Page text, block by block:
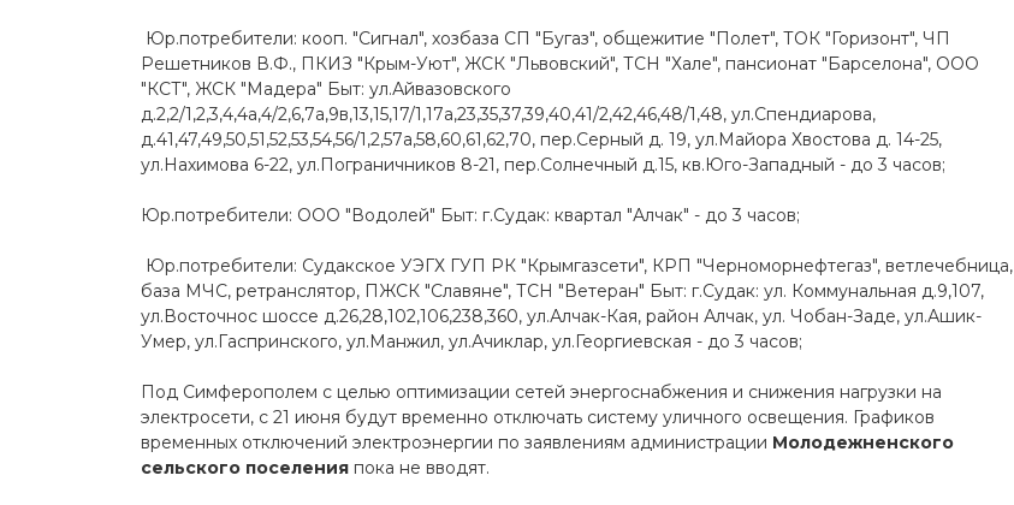
Юр.потребители: кооп. "Сигнал", хозбаза СП "Бугаз", общежитие "Полет", ТОК "Горизонт", ЧП
Решетников В.Ф., ПКИЗ "Крым-Уют", ЖСК "Львовский", ТСН "Хале", пансионат "Барселона", ООО
"КСТ", ЖСК "Мадера" Быт: ул.Айвазовского
д.2,2/1,2,3,4,4а,4/2,6,7а,9в,13,15,17/1,17а,23,35,37,39,40,41/2,42,46,48/1,48, ул.Спендиарова,
д.41,47,49,50,51,52,53,54,56/1,2,57а,58,60,61,62,70, пер.Серный д. 19, ул.Майора Хвостова д. 14-25,
ул.Нахимова 6-22, ул.Пограничников 8-21, пер.Солнечный д.15, кв.Юго-Западный - до 3 часов;
Юр.потребители: ООО "Водолей" Быт: г.Судак: квартал "Алчак" - до 3 часов;
Юр.потребители: Судакское УЭГХ ГУП РК "Крымгазсети", КРП "Черноморнефтегаз", ветлечебница,
база МЧС, ретранслятор, ПЖСК "Славяне", ТСН "Ветеран" Быт: г.Судак: ул. Коммунальная д.9,107,
ул.Восточнос шоссе д.26,28,102,106,238,360, ул.Алчак-Кая, район Алчак, ул. Чобан-Заде, ул.Ашик-
Умер, ул.Гаспринского, ул.Манжил, ул.Ачиклар, ул.Георгиевская - до 3 часов;
Под Симферополем с целью оптимизации сетей энергоснабжения и снижения нагрузки на
электросети, с 21 июня будут временно отключать систему уличного освещения. Графиков
временных отключений электроэнергии по заявлениям администрации Молодежненского
сельского поселения пока не вводят.